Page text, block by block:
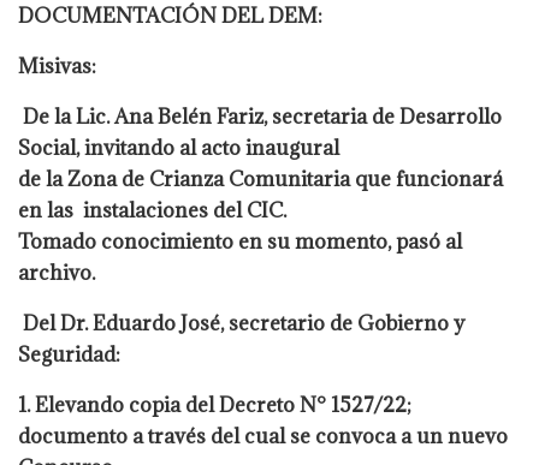
DOCUMENTACIÓN DEL DEM:
Misivas:
De la Lic. Ana Belén Fariz, secretaria de Desarrollo
Social, invitando al acto inaugural
de la Zona de Crianza Comunitaria que funcionará
en las instalaciones del CIC.
Tomado conocimiento en su momento, pasó al
archivo.
Del Dr. Eduardo José, secretario de Gobierno y
Seguridad:
1. Elevando copia del Decreto N° 1527/22;
documento a través del cual se convoca a un nuevo